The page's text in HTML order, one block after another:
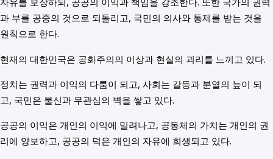
과 부를 공중의 것으로 되돌리고, 국민의 의사와 통제를 받는 것을
원칙으로 한다.
현재의 대한민국은 공화주의의 이상과 현실의 괴리를 느끼고 있다.
정치는 권력과 이익의 다툼이 되고, 사회는 갈등과 분열의 늪이 되
고, 국민은 불신과 무관심의 벽을 쌓고 있다.
공공의 이익은 개인의 이익에 밀려나고, 공동체의 가치는 개인의 권
리에 양보하고, 공공의 덕은 개인의 자유에 희생되고 있다.